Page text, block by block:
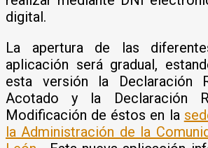
digital.
La apertura de las
aplicación será gradual,
esta versión la Declaración
Acotado y la Declaración
Modificación de éstos en la
la Administración de la